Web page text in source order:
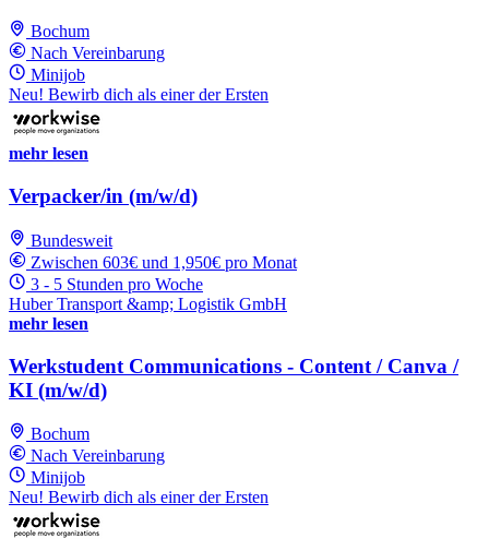
Bochum
Nach Vereinbarung
Minijob
Neu! Bewirb dich als einer der Ersten
mehr lesen
Verpacker/in (m/w/d)
Bundesweit
Zwischen 603€ und 1,950€ pro Monat
3 - 5 Stunden pro Woche
Huber Transport &amp; Logistik GmbH
mehr lesen
Werkstudent Communications - Content / Canva /
KI (m/w/d)
Bochum
Nach Vereinbarung
Minijob
Neu! Bewirb dich als einer der Ersten